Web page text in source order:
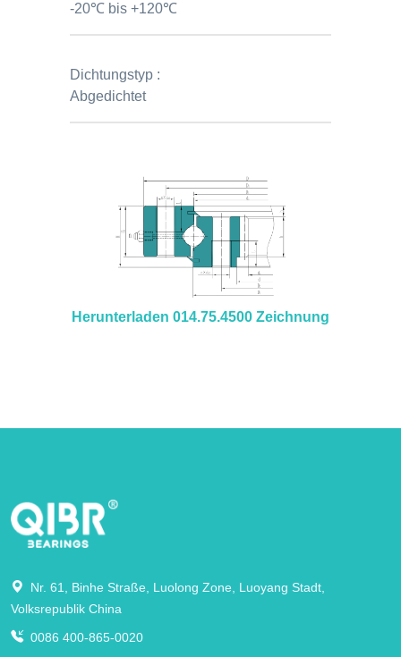
-20℃ bis +120℃
Dichtungstyp :
Abgedichtet
Herunterladen 014.75.4500 Zeichnung
Nr. 61, Binhe Straße, Luolong Zone, Luoyang Stadt,
Volksrepublik China
0086 400-865-0020